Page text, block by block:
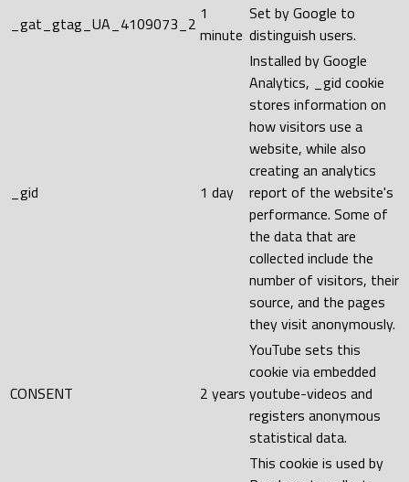
_gat_gtag_UA_4109073_2 1
minute
Set by Google to
distinguish users.
_gid 1 day
Installed by Google
Analytics, _gid cookie
stores information on
how visitors use a
website, while also
creating an analytics
report of the website's
performance. Some of
the data that are
collected include the
number of visitors, their
source, and the pages
they visit anonymously.
CONSENT 2 years
YouTube sets this
cookie via embedded
youtube-videos and
registers anonymous
statistical data.
This cookie is used by